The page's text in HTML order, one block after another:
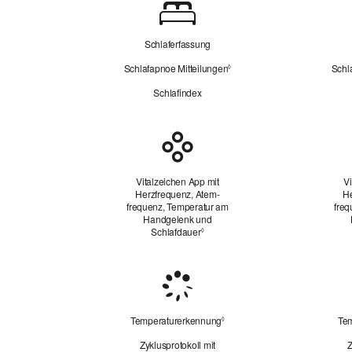
Schlaferfassung
Schlafapnoe Mitteilungen◊
Schlafindex
Vitalzeichen
Vitalzeichen App mit
Herzfrequenz, Atem­
frequenz, Temperatur am
Handgelenk und
Schlafdauer◊Siehe
Weibliche
Gesundheit
Temperaturerkennung◊Siehe
Zyklusprotokoll mit